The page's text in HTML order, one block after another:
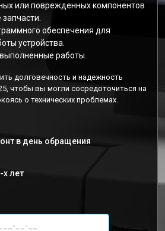
или поврежденных компонентов
обеспечения для
устройства.
работы.
долговечность и надежность
чтобы вы могли сосредоточиться на
о технических проблемах.
в день обращения
х лет